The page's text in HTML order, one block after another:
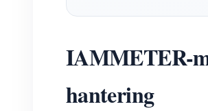
IAMMETER-
hantering